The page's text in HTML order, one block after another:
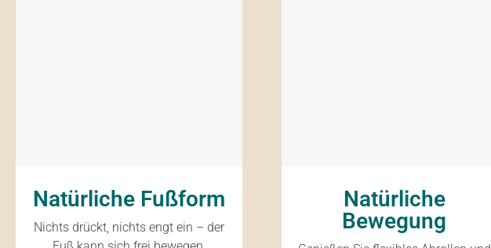
Natürliche Fußform
Nichts drückt, nichts engt ein – der
Natürliche
Bewegung